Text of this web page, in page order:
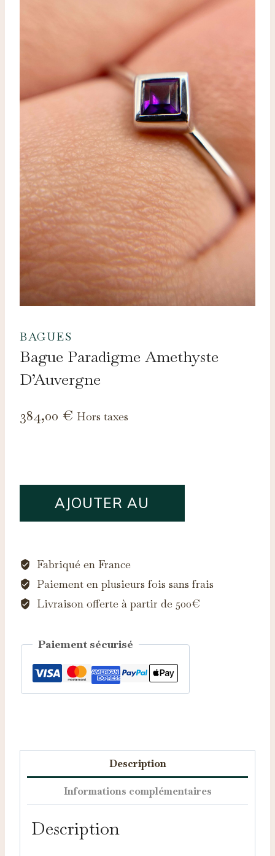
BAGUES
Bague Paradigme Amethyste
D’Auvergne
384,00 € Hors taxes
Amethyste
d'Auvergne
AJOUTER AU
Fabriqué en France
Paiement en plusieurs fois sans frais
Livraison offerte à partir de 500€
Paiement sécurisé
Description
Informations complémentaires
Description